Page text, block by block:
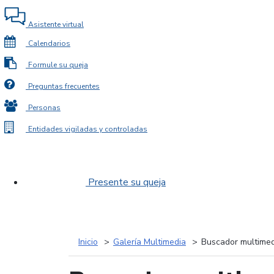
Asistente virtual
Calendarios
Formule su queja
Preguntas frecuentes
Personas
Entidades vigiladas y controladas
Presente su queja
Inicio Galería Multimedia Buscador